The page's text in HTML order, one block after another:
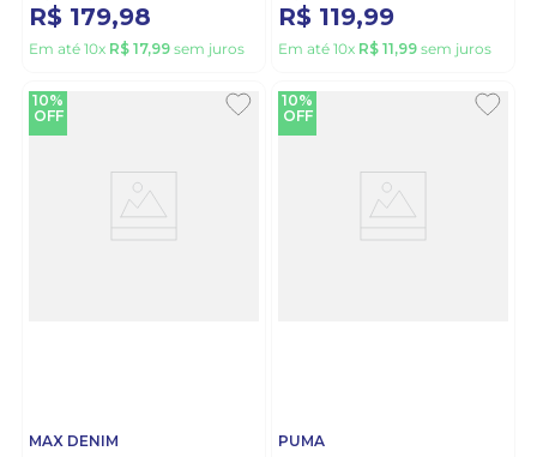
R$ 179,98
Em até 10x R$ 17,99 sem juros
R$ 119,99
Em até 10x R$ 11,99 sem juros
10%
OFF
MAX DENIM
10%
OFF
PUMA